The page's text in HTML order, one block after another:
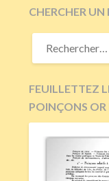
CHERCHER
RECHERCHER :
FEUILLETTEZ
POINÇONS OR